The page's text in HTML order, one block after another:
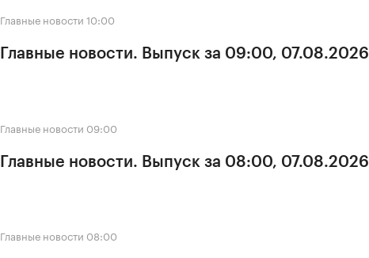
Главные новости 10:00
Главные новости. Выпуск за 09:00, 07.08.2026
Главные новости 09:00
Главные новости. Выпуск за 08:00, 07.08.2026
Главные новости 08:00